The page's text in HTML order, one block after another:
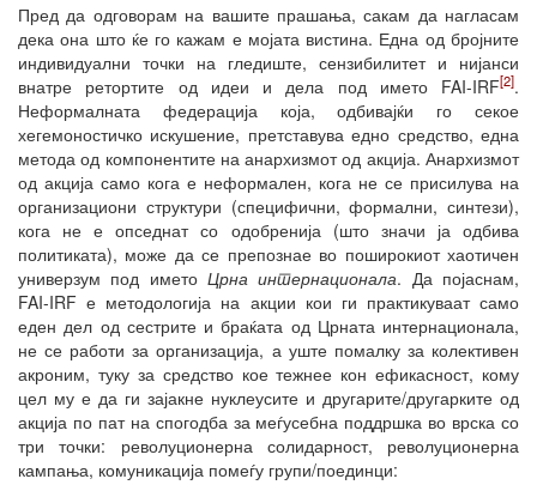
Пред да одговорам на вашите прашања, сакам да нагласам
дека она што ќе го кажам е мојата вистина. Една од бројните
индивидуални точки на гледиште, сензибилитет и нијанси
внатре ретортите од идеи и дела под името FAI-IRF[2].
Неформалната федерација која, одбивајќи го секое
хегемоностичко искушение, претставува едно средство, една
метода од компонентите на анархизмот од акција. Анархизмот
од акција само кога е неформален, кога не се присилува на
организациони структури (специфични, формални, синтези),
кога не е опседнат со одобренија (што значи ја одбива
политиката), може да се препознае во поширокиот хаотичен
универзум под името Црна интернационала. Да појаснам,
FAI-IRF е методологија на акции кои ги практикуваат само
еден дел од сестрите и браќата од Црната интернационала,
не се работи за организација, а уште помалку за колективен
акроним, туку за средство кое тежнее кон ефикасност, кому
цел му е да ги зајакне нуклеусите и другарите/другарките од
акција по пат на спогодба за меѓусебна поддршка во врска со
три точки: револуционерна солидарност, револуционерна
кампања, комуникација помеѓу групи/поединци: